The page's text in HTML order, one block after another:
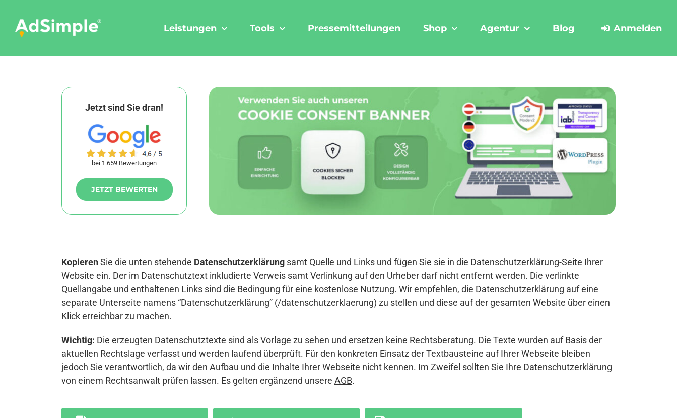
content
Leistungen Tools Pressemitteilungen Shop Agentur Blog Anmelden
Jetzt sind Sie dran!
bei 1.659 Bewertungen
JETZT BEWERTEN
KopierenSie die unten stehende Datenschutzerklärung samt Quelle und Links und fügen Sie sie in die Datenschutzerklärung-Seite Ihrer
Website ein. Der im Datenschutztext inkludierte Verweis samt Verlinkung auf den Urheber darf nicht entfernt werden. Die verlinkte
Quellangabe und enthaltenen Links sind die Bedingung für eine kostenlose Nutzung. Wir empfehlen, die Datenschutzerklärung auf eine
separate Unterseite namens “Datenschutzerklärung” (/datenschutzerklaerung) zu stellen und diese auf der gesamten Website über einen
Klick erreichbar zu machen.
Wichtig: Die erzeugten Datenschutztexte sind als Vorlage zu sehen und ersetzen keine Rechtsberatung. Die Texte wurden auf Basis der
aktuellen Rechtslage verfasst und werden laufend überprüft. Für den konkreten Einsatz der Textbausteine auf Ihrer Webseite bleiben
jedoch Sie verantwortlich, da wir den Aufbau und die Inhalte Ihrer Webseite nicht kennen. Im Zweifel sollten Sie Ihre Datenschutzerklärung
von einem Rechtsanwalt prüfen lassen. Es gelten ergänzend unsere AGB.